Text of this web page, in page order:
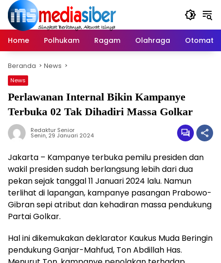
Langsung
konten
Home
Polhukam Ragam Olahraga Otomatif
Beranda News
News
Perlawanan Internal Bikin Kampanye
Terbuka 02 Tak Dihadiri Massa Golkar
Redaktur Senior
Senin, 29 Januari 2024
Jakarta – Kampanye terbuka pemilu presiden dan
wakil presiden sudah berlangsung lebih dari dua
pekan sejak tanggal 11 Januari 2024 lalu. Namun
terlihat di lapangan, kampanye pasangan Prabowo-
Gibran sepi atribut dan kehadiran massa pendukung
Partai Golkar.
Hal ini dikemukakan deklarator Kaukus Muda Beringin
pendukung Ganjar-Mahfud, Ton Abdillah Has.